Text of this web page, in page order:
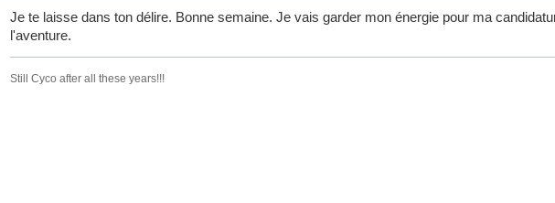
Je te laisse dans ton délire. Bonne semaine. Je vais garder mon énergie pour ma
l'aventure.
Still Cyco after all these years!!!